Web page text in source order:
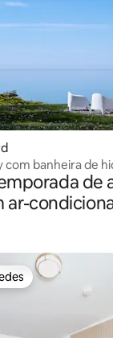
com banheira de
de
ar-